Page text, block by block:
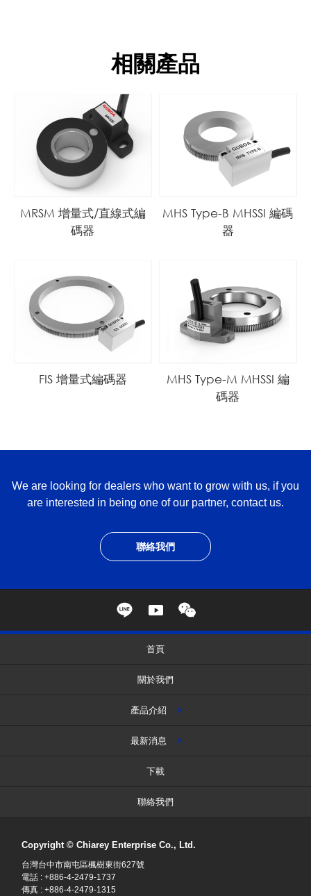
相關產品
MRSM 增量式/直線式編
碼器
MHS Type-B MHSSI 編碼
器
FIS 增量式編碼器
MHS Type-M MHSSI 編
碼器
We are looking for dealers who want to grow with us, if you
are interested in being one of our partner, contact us.
聯絡我們
首頁
關於我們
產品介紹
最新消息
下載
聯絡我們
Copyright © Chiarey Enterprise Co., Ltd.
台灣台中市南屯區楓樹東街627號
電話 : +886-4-2479-1737
傳真 : +886-4-2479-1315